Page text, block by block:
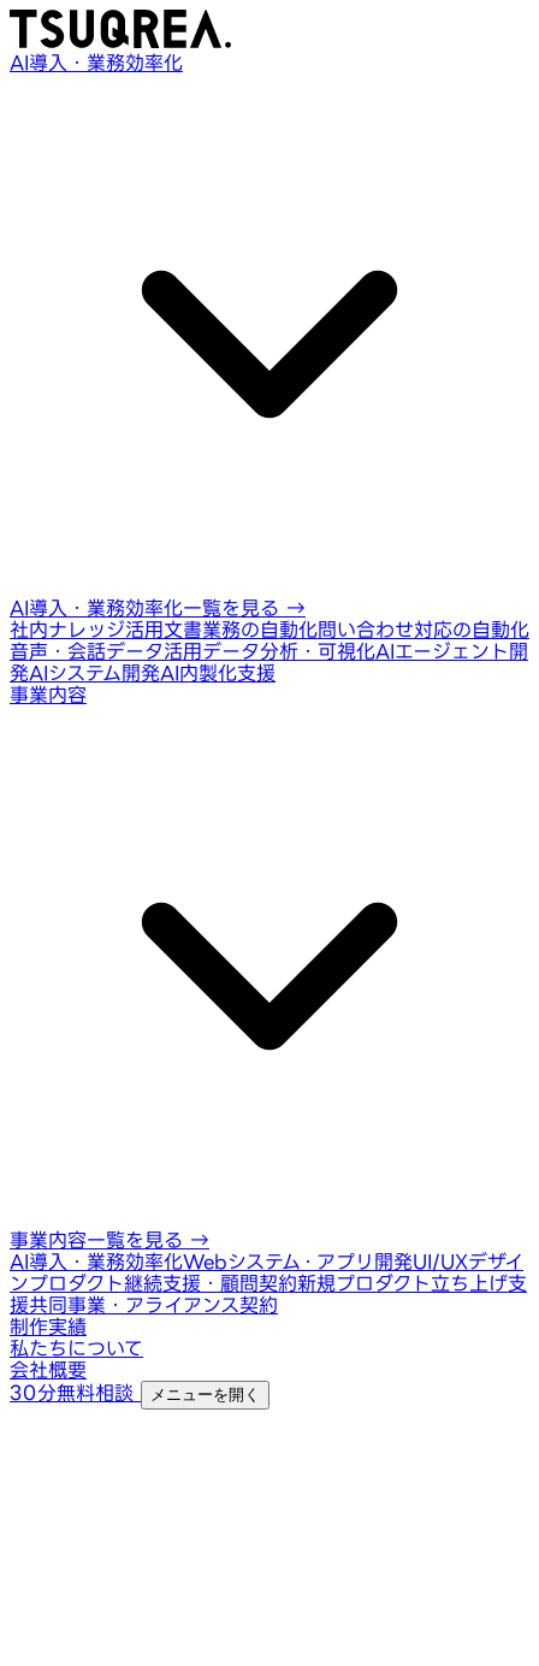
AI導入・業務効率化
AI導入・業務効率化一覧を見る →
社内ナレッジ活用文書業務の自動化問い合わせ対応の自動化
音声・会話データ活用データ分析・可視化AIエージェント開
発AIシステム開発AI内製化支援
事業内容
事業内容一覧を見る →
AI導入・業務効率化Webシステム・アプリ開発UI/UXデザイ
ンプロダクト継続支援・顧問契約新規プロダクト立ち上げ支
援共同事業・アライアンス契約
制作実績
私たちについて
会社概要
30分無料相談
メニューを開く